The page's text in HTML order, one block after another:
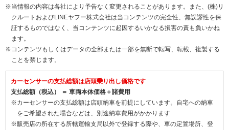
※当情報の内容は各社により予告なく変更されることがあります。また、(株)リ
クルートおよびLINEヤフー株式会社は当コンテンツの完全性、無誤謬性を保
証するものではなく、当コンテンツに起因するいかなる損害の責も負いかね
ます。
※コンテンツもしくはデータの全部または一部を無断で転写、転載、複製する
ことを禁じます。
カーセンサーの支払総額は店頭乗り出し価格です
支払総額（税込） ＝ 車両本体価格＋諸費用
※カーセンサーの支払総額は店頭納車を前提にしています。自宅への納車
をご希望された場合などは、別途納車費用がかかります
※販売店の所在する所轄運輸支局以外で登録する際や、車の定置場所、登